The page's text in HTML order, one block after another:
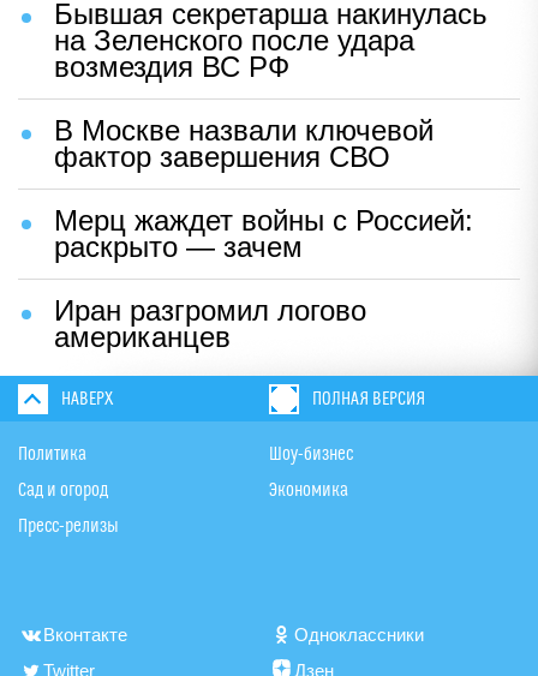
Бывшая секретарша накинулась
на Зеленского после удара
возмездия ВС РФ
В Москве назвали ключевой
фактор завершения СВО
Мерц жаждет войны с Россией:
раскрыто — зачем
Иран разгромил логово
американцев
НАВЕРХ ПОЛНАЯ ВЕРСИЯ
Политика
Сад и огород
Пресс-релизы
Шоу-бизнес
Экономика
Вконтакте
Одноклассники
Twitter
Дзен